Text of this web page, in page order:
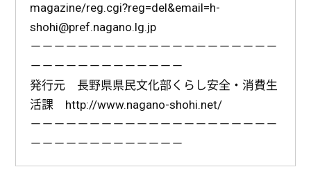
magazine/reg.cgi?reg=del&email=h-
shohi@pref.nagano.lg.jp
－－－－－－－－－－－－－－－－－－－－－
－－－－－－－－－－－－－
発行元 長野県県民文化部くらし安全・消費生
活課 http://www.nagano-shohi.net/
－－－－－－－－－－－－－－－－－－－－－
－－－－－－－－－－－－－